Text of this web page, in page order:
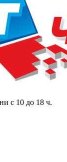
с 10 до 18 ч.